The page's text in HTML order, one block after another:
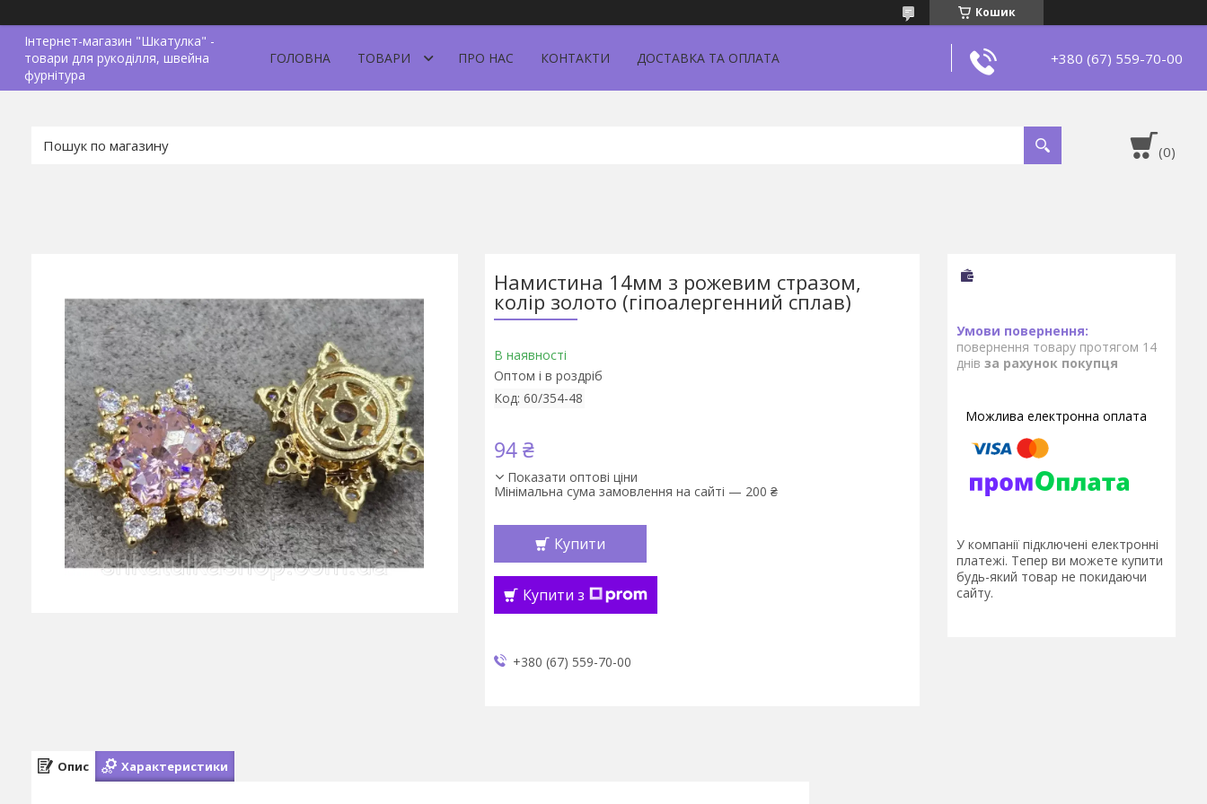
Кошик
Інтернет-магазин "Шкатулка" -
товари для рукоділля, швейна
фурнітура
ГОЛОВНА ТОВАРИ ПРО НАС КОНТАКТИ ДОСТАВКА ТА ОПЛАТА +380 (67) 559-70-00
Намистина 14мм з рожевим стразом,
колір золото (гіпоалергенний сплав)
В наявності
Оптом і в роздріб
Код: 60/354-48
94 ₴
Показати оптові ціни
Мінімальна сума замовлення на сайті — 200 ₴
Купити
Купити з
+380 (67) 559-70-00
повернення товару протягом 14
днів за рахунок покупця
У компанії підключені електронні
платежі. Тепер ви можете купити
будь-який товар не покидаючи
сайту.
Опис Характеристики